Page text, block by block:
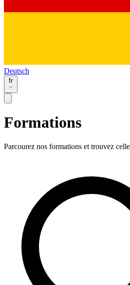
Deutsch
fr
Formations
Parcourez nos formations et trouvez